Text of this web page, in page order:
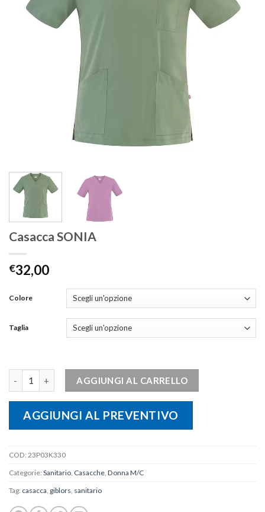
Casacca SONIA
€32,00
Colore
Taglia
AGGIUNGI AL CARRELLO
AGGIUNGI AL PREVENTIVO
COD: 23P03K330
Categorie: Sanitario Casacche Donna M/C
Tag: casacca giblors sanitario